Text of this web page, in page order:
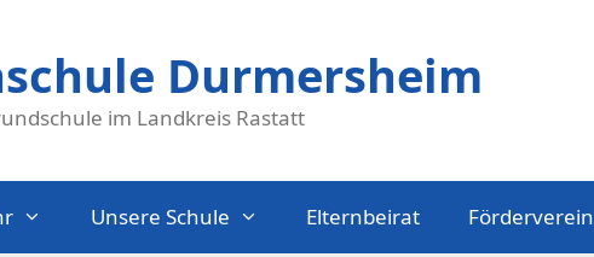
Durmersheim
im Landkreis Rastatt
Unsere Schule Elternbeirat Förderverein